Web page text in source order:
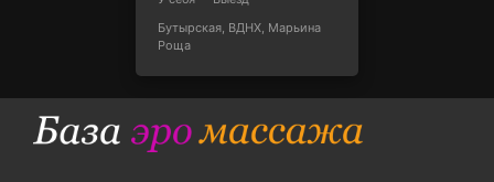
Бутырская, ВДНХ, Марьина
Роща